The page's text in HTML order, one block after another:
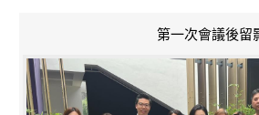
第一次會議後留